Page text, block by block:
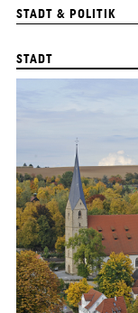
STADT & POLITIK
STADT